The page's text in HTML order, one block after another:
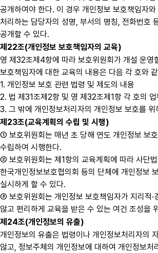
공개하여야 한다. 이 경우 개인정보 보호책임자
처리하는 담당자의 성명, 부서의 명칭, 전화번호
공개할 수 있다.
제22조(개인정보 보호책임자의 교육)
영 제32조제4항에 따라 보호위원회가 개설 운영
보호책임자에 대한 교육의 내용은 다음 각 호와
1. 개인정보 보호 관련 법령 및 제도의 내용
2. 법 제31조제2항 및 영 제32조제1항 각 호의
3. 그 밖에 개인정보처리자의 개인정보 보호를
제23조(교육계획의 수립 및 시행)
① 보호위원회는 매년 초 당해 연도 개인정보 보
수립하여 시행한다.
② 보호위원회는 제1항의 교육계획에 따라 사단법
한국개인정보보호협의회 등의 단체에 개인정보
실시하게 할 수 있다.
③ 보호위원회는 개인정보 보호책임자가 지리적·
않고 편리하게 교육을 받은 수 있는 여건 조성을
제24조(개인정보의 유출)
개인정보의 유출은 법령이나 개인정보처리자의
않고, 정보주체의 개인정보에 대하여 개인정보처